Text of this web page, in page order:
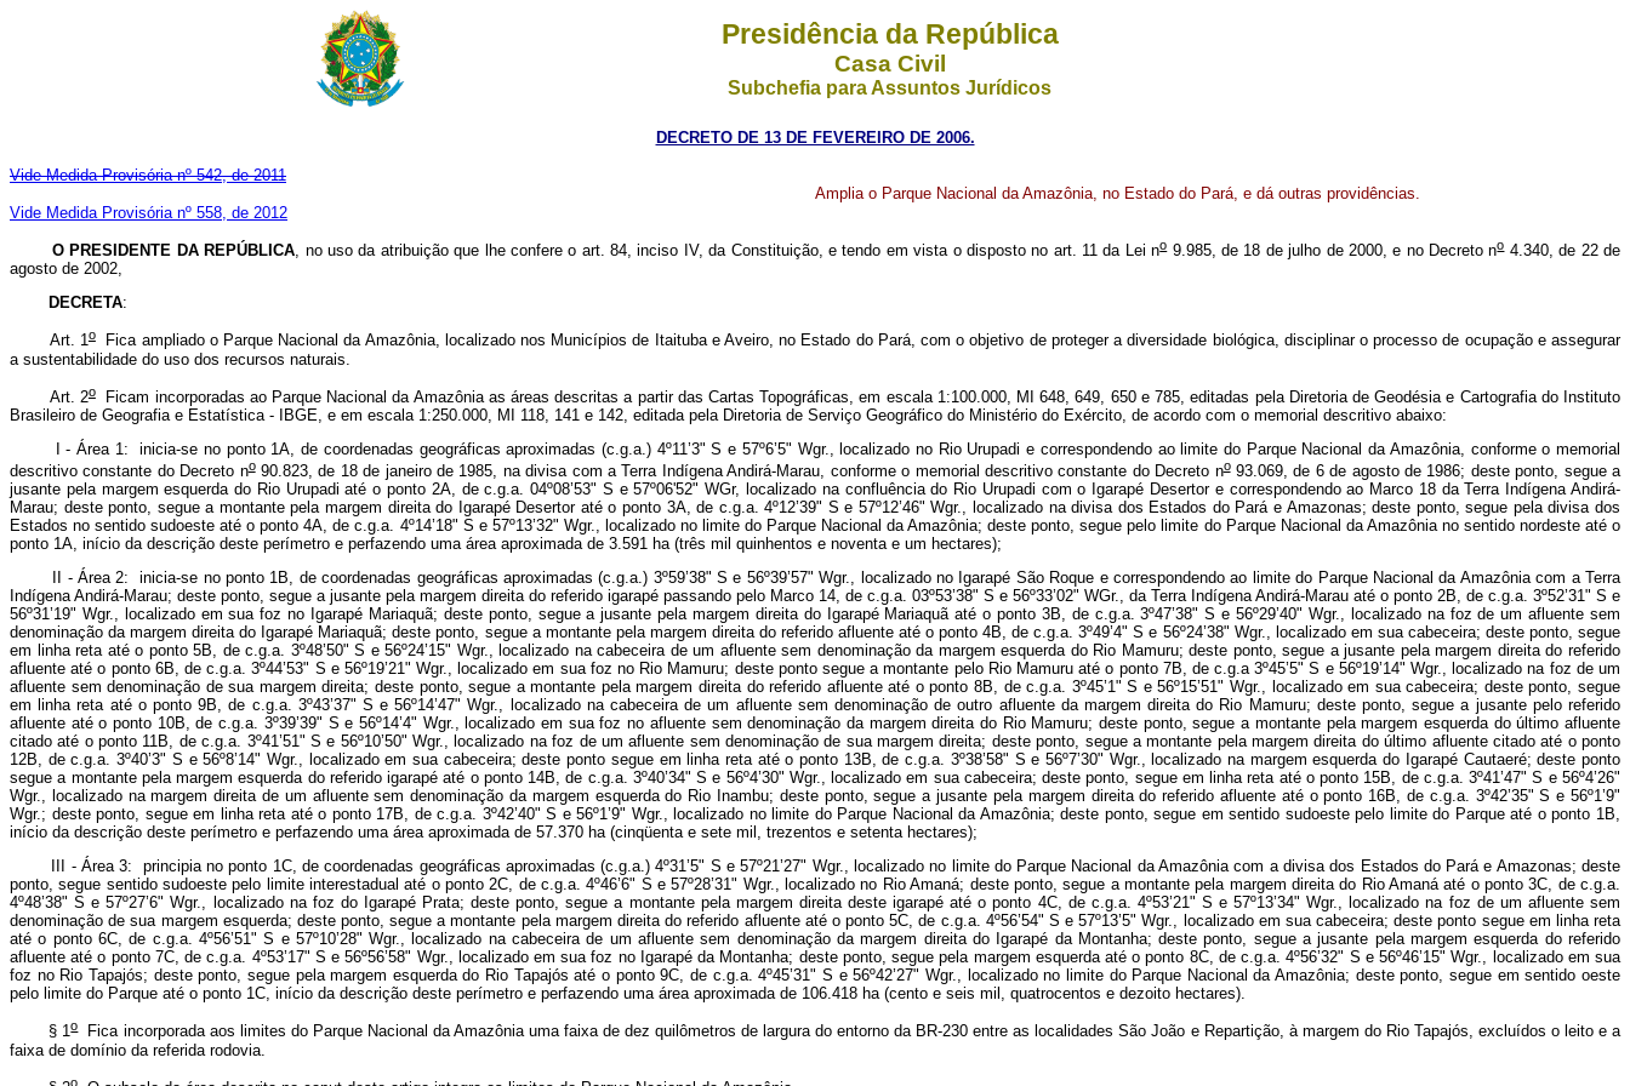
Presidência da República
Casa Civil
Subchefia para Assuntos Jurídicos
DECRETO DE 13 DE FEVEREIRO DE 2006.
Vide Medida Provisória nº 542, de 2011
Vide Medida Provisória nº 558, de 2012
Amplia o Parque Nacional da Amazônia, no Estado do Pará, e dá outras providências.
O PRESIDENTE DA REPÚBLICA, no uso da atribuição que lhe confere o art. 84, inciso IV, da Constituição, e tendo em vista o disposto no art. 11 da Lei no9.985, de 18 de julho de 2000, e no Decreto no4.340, de 22 de
agosto de 2002,
DECRETA:
Art. 1oFica ampliado o Parque Nacional da Amazônia, localizado nos Municípios de Itaituba e Aveiro, no Estado do Pará, com o objetivo de proteger a diversidade biológica, disciplinar o processo de ocupação e assegurar
a sustentabilidade do uso dos recursos naturais.
Art. 2oFicam incorporadas ao Parque Nacional da Amazônia as áreas descritas a partir das Cartas Topográficas, em escala 1:100.000, MI 648, 649, 650 e 785, editadas pela Diretoria de Geodésia e Cartografia do Instituto
Brasileiro de Geografia e Estatística - IBGE, e em escala 1:250.000, MI 118, 141 e 142, editada pela Diretoria de Serviço Geográfico do Ministério do Exército, de acordo com o memorial descritivo abaixo:
I - Área 1: inicia-se no ponto 1A, de coordenadas geográficas aproximadas (c.g.a.) 4º11’3" S e 57º6’5" Wgr., localizado no Rio Urupadi e correspondendo ao limite do Parque Nacional da Amazônia, conforme o memorial
descritivo constante do Decreto no90.823, de 18 de janeiro de 1985, na divisa com a Terra Indígena Andirá-Marau, conforme o memorial descritivo constante do Decreto no93.069, de 6 de agosto de 1986; deste ponto, segue a
jusante pela margem esquerda do Rio Urupadi até o ponto 2A, de c.g.a. 04º08’53" S e 57º06'52" WGr, localizado na confluência do Rio Urupadi com o Igarapé Desertor e correspondendo ao Marco 18 da Terra Indígena Andirá-
Marau; deste ponto, segue a montante pela margem direita do Igarapé Desertor até o ponto 3A, de c.g.a. 4º12’39" S e 57º12’46" Wgr., localizado na divisa dos Estados do Pará e Amazonas; deste ponto, segue pela divisa dos
Estados no sentido sudoeste até o ponto 4A, de c.g.a. 4º14’18" S e 57º13’32" Wgr., localizado no limite do Parque Nacional da Amazônia; deste ponto, segue pelo limite do Parque Nacional da Amazônia no sentido nordeste até o
ponto 1A, início da descrição deste perímetro e perfazendo uma área aproximada de 3.591 ha (três mil quinhentos e noventa e um hectares);
II - Área 2: inicia-se no ponto 1B, de coordenadas geográficas aproximadas (c.g.a.) 3º59’38" S e 56º39’57" Wgr., localizado no Igarapé São Roque e correspondendo ao limite do Parque Nacional da Amazônia com a Terra
Indígena Andirá-Marau; deste ponto, segue a jusante pela margem direita do referido igarapé passando pelo Marco 14, de c.g.a. 03º53’38" S e 56º33’02" WGr., da Terra Indígena Andirá-Marau até o ponto 2B, de c.g.a. 3º52’31" S e
56º31’19" Wgr., localizado em sua foz no Igarapé Mariaquã; deste ponto, segue a jusante pela margem direita do Igarapé Mariaquã até o ponto 3B, de c.g.a. 3º47’38" S e 56º29’40" Wgr., localizado na foz de um afluente sem
denominação da margem direita do Igarapé Mariaquã; deste ponto, segue a montante pela margem direita do referido afluente até o ponto 4B, de c.g.a. 3º49’4" S e 56º24’38" Wgr., localizado em sua cabeceira; deste ponto, segue
em linha reta até o ponto 5B, de c.g.a. 3º48’50" S e 56º24’15" Wgr., localizado na cabeceira de um afluente sem denominação da margem esquerda do Rio Mamuru; deste ponto, segue a jusante pela margem direita do referido
afluente até o ponto 6B, de c.g.a. 3º44’53" S e 56º19’21" Wgr., localizado em sua foz no Rio Mamuru; deste ponto segue a montante pelo Rio Mamuru até o ponto 7B, de c.g.a 3º45’5" S e 56º19’14" Wgr., localizado na foz de um
afluente sem denominação de sua margem direita; deste ponto, segue a montante pela margem direita do referido afluente até o ponto 8B, de c.g.a. 3º45’1" S e 56º15’51" Wgr., localizado em sua cabeceira; deste ponto, segue
em linha reta até o ponto 9B, de c.g.a. 3º43’37" S e 56º14’47" Wgr., localizado na cabeceira de um afluente sem denominação de outro afluente da margem direita do Rio Mamuru; deste ponto, segue a jusante pelo referido
afluente até o ponto 10B, de c.g.a. 3º39’39" S e 56º14’4" Wgr., localizado em sua foz no afluente sem denominação da margem direita do Rio Mamuru; deste ponto, segue a montante pela margem esquerda do último afluente
citado até o ponto 11B, de c.g.a. 3º41’51" S e 56º10’50" Wgr., localizado na foz de um afluente sem denominação de sua margem direita; deste ponto, segue a montante pela margem direita do último afluente citado até o ponto
12B, de c.g.a. 3º40’3" S e 56º8’14" Wgr., localizado em sua cabeceira; deste ponto segue em linha reta até o ponto 13B, de c.g.a. 3º38’58" S e 56º7’30" Wgr., localizado na margem esquerda do Igarapé Cautaeré; deste ponto
segue a montante pela margem esquerda do referido igarapé até o ponto 14B, de c.g.a. 3º40’34" S e 56º4’30" Wgr., localizado em sua cabeceira; deste ponto, segue em linha reta até o ponto 15B, de c.g.a. 3º41’47" S e 56º4’26"
Wgr., localizado na margem direita de um afluente sem denominação da margem esquerda do Rio Inambu; deste ponto, segue a jusante pela margem direita do referido afluente até o ponto 16B, de c.g.a. 3º42’35" S e 56º1’9"
Wgr.; deste ponto, segue em linha reta até o ponto 17B, de c.g.a. 3º42’40" S e 56º1’9" Wgr., localizado no limite do Parque Nacional da Amazônia; deste ponto, segue em sentido sudoeste pelo limite do Parque até o ponto 1B,
início da descrição deste perímetro e perfazendo uma área aproximada de 57.370 ha (cinqüenta e sete mil, trezentos e setenta hectares);
III - Área 3: principia no ponto 1C, de coordenadas geográficas aproximadas (c.g.a.) 4º31’5" S e 57º21’27" Wgr., localizado no limite do Parque Nacional da Amazônia com a divisa dos Estados do Pará e Amazonas; deste
ponto, segue sentido sudoeste pelo limite interestadual até o ponto 2C, de c.g.a. 4º46’6" S e 57º28’31" Wgr., localizado no Rio Amaná; deste ponto, segue a montante pela margem direita do Rio Amaná até o ponto 3C, de c.g.a.
4º48’38" S e 57º27’6" Wgr., localizado na foz do Igarapé Prata; deste ponto, segue a montante pela margem direita deste igarapé até o ponto 4C, de c.g.a. 4º53’21" S e 57º13’34" Wgr., localizado na foz de um afluente sem
denominação de sua margem esquerda; deste ponto, segue a montante pela margem direita do referido afluente até o ponto 5C, de c.g.a. 4º56’54" S e 57º13’5" Wgr., localizado em sua cabeceira; deste ponto segue em linha reta
até o ponto 6C, de c.g.a. 4º56’51" S e 57º10’28" Wgr., localizado na cabeceira de um afluente sem denominação da margem direita do Igarapé da Montanha; deste ponto, segue a jusante pela margem esquerda do referido
afluente até o ponto 7C, de c.g.a. 4º53’17" S e 56º56’58" Wgr., localizado em sua foz no Igarapé da Montanha; deste ponto, segue pela margem esquerda até o ponto 8C, de c.g.a. 4º56’32" S e 56º46’15" Wgr., localizado em sua
foz no Rio Tapajós; deste ponto, segue pela margem esquerda do Rio Tapajós até o ponto 9C, de c.g.a. 4º45’31" S e 56º42’27" Wgr., localizado no limite do Parque Nacional da Amazônia; deste ponto, segue em sentido oeste
pelo limite do Parque até o ponto 1C, início da descrição deste perímetro e perfazendo uma área aproximada de 106.418 ha (cento e seis mil, quatrocentos e dezoito hectares).
§ 1oFica incorporada aos limites do Parque Nacional da Amazônia uma faixa de dez quilômetros de largura do entorno da BR-230 entre as localidades São João e Repartição, à margem do Rio Tapajós, excluídos o leito e a
faixa de domínio da referida rodovia.
o